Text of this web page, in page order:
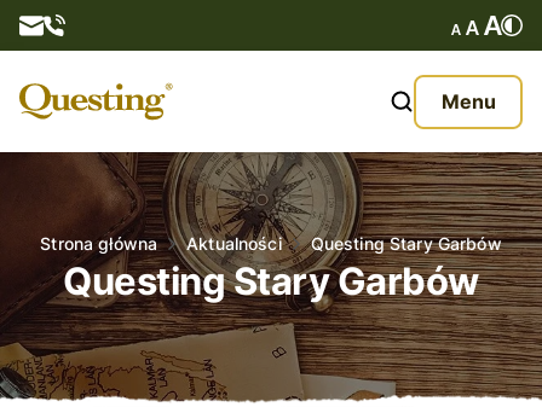
Menu
O nas
Oferta
Aktualności
Kontakt
Strona główna Aktualności Questing Stary Garbów
Questing Stary Garbów